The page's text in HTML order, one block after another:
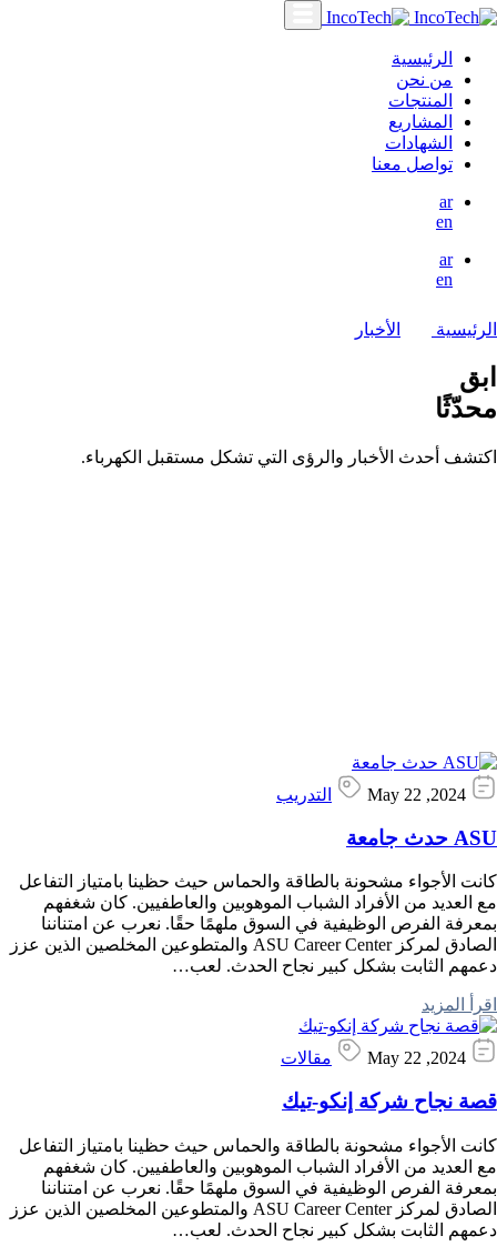
الرئيسية
من نحن
المنتجات
المشاريع
الشهادات
تواصل معنا
ar
en
ar
en
الرئيسية الأخبار
ابق
محدّثًا
اكتشف أحدث الأخبار والرؤى التي تشكل مستقبل الكهرباء.
May 22 ,2024 التدريب
ASU حدث جامعة
كانت الأجواء مشحونة بالطاقة والحماس حيث حظينا بامتياز التفاعل
مع العديد من الأفراد الشباب الموهوبين والعاطفيين. كان شغفهم
بمعرفة الفرص الوظيفية في السوق ملهمًا حقًا. نعرب عن امتناننا
الصادق لمركز ASU Career Center والمتطوعين المخلصين الذين عزز
دعمهم الثابت بشكل كبير نجاح الحدث. لعب…
اقرأ المزيد
May 22 ,2024 مقالات
قصة نجاح شركة إنكو-تيك
كانت الأجواء مشحونة بالطاقة والحماس حيث حظينا بامتياز التفاعل
مع العديد من الأفراد الشباب الموهوبين والعاطفيين. كان شغفهم
بمعرفة الفرص الوظيفية في السوق ملهمًا حقًا. نعرب عن امتناننا
الصادق لمركز ASU Career Center والمتطوعين المخلصين الذين عزز
دعمهم الثابت بشكل كبير نجاح الحدث. لعب…